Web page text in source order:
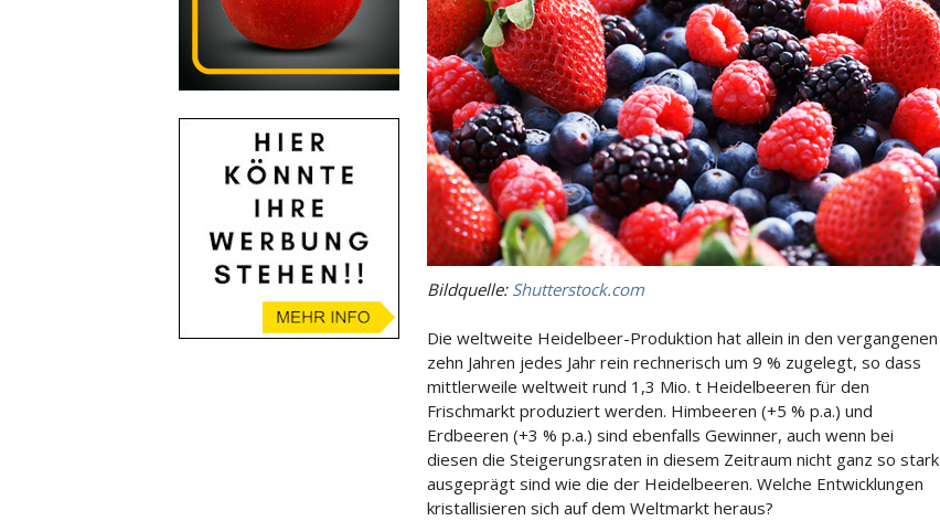
Bildquelle: Shutterstock.com
Die weltweite Heidelbeer-Produktion hat allein in den vergangenen
zehn Jahren jedes Jahr rein rechnerisch um 9 % zugelegt, so dass
mittlerweile weltweit rund 1,3 Mio. t Heidelbeeren für den
Frischmarkt produziert werden. Himbeeren (+5 % p.a.) und
Erdbeeren (+3 % p.a.) sind ebenfalls Gewinner, auch wenn bei
diesen die Steigerungsraten in diesem Zeitraum nicht ganz so stark
ausgeprägt sind wie die der Heidelbeeren. Welche Entwicklungen
kristallisieren sich auf dem Weltmarkt heraus?